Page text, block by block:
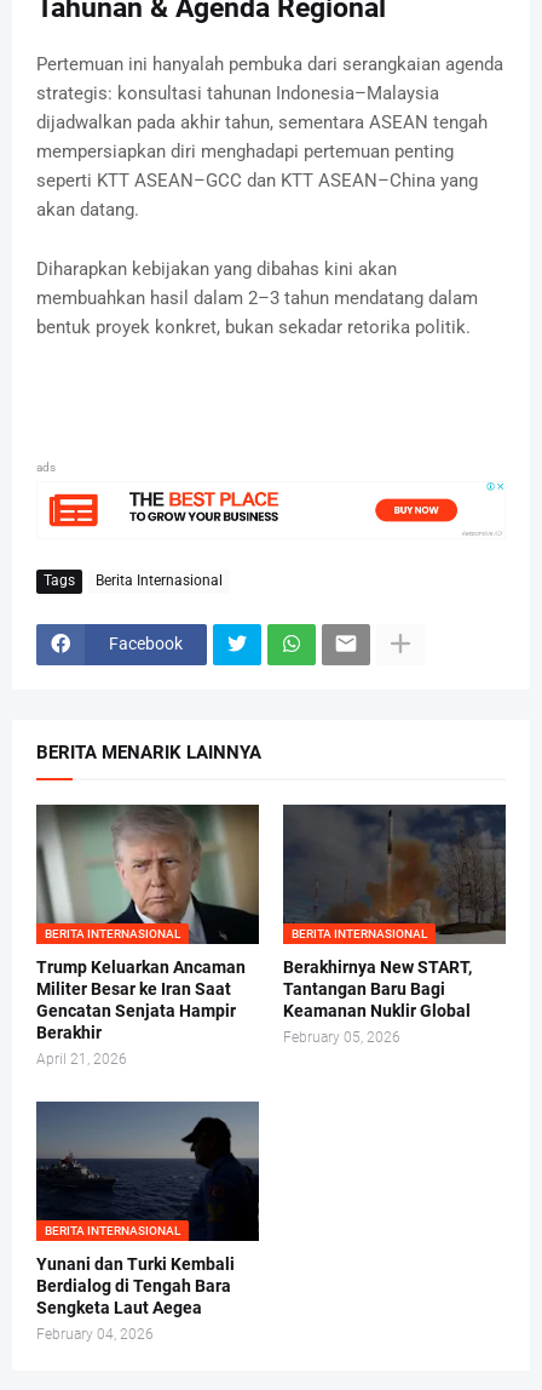
Tahunan & Agenda Regional
Pertemuan ini hanyalah pembuka dari serangkaian agenda
strategis: konsultasi tahunan Indonesia–Malaysia
dijadwalkan pada akhir tahun, sementara ASEAN tengah
mempersiapkan diri menghadapi pertemuan penting
seperti KTT ASEAN–GCC dan KTT ASEAN–China yang
akan datang.
Diharapkan kebijakan yang dibahas kini akan
membuahkan hasil dalam 2–3 tahun mendatang dalam
bentuk proyek konkret, bukan sekadar retorika politik.
ads
Tags Berita Internasional
Facebook
BERITA MENARIK LAINNYA
BERITA INTERNASIONAL
Trump Keluarkan Ancaman
Militer Besar ke Iran Saat
Gencatan Senjata Hampir
Berakhir
April 21, 2026
BERITA INTERNASIONAL
Berakhirnya New START,
Tantangan Baru Bagi
Keamanan Nuklir Global
February 05, 2026
BERITA INTERNASIONAL
Yunani dan Turki Kembali
Berdialog di Tengah Bara
Sengketa Laut Aegea
February 04, 2026